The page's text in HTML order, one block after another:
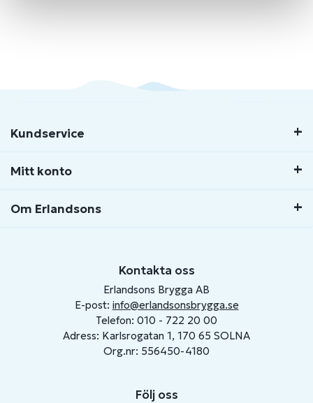
Kundservice
Mitt konto
Om Erlandsons
Kontakta oss
Erlandsons Brygga AB
E-post: info@erlandsonsbrygga.se
Telefon: 010 - 722 20 00
Adress: Karlsrogatan 1, 170 65 SOLNA
Org.nr: 556450-4180
Följ oss